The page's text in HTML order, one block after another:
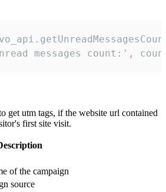
messages count:',
get utm tags, if the website url contained
first site visit.
of the campaign
source